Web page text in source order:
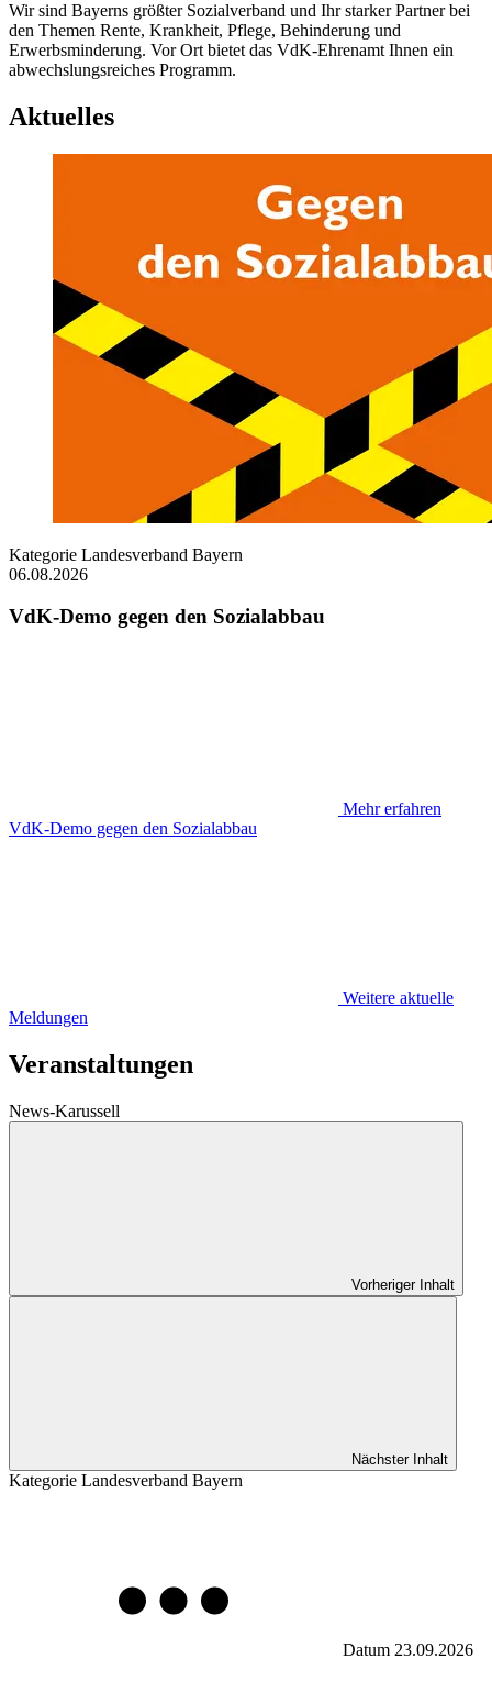
Wir sind Bayerns größter Sozialverband und Ihr starker Partner bei
den Themen Rente, Krankheit, Pflege, Behinderung und
Erwerbsminderung. Vor Ort bietet das VdK-Ehrenamt Ihnen ein
abwechslungsreiches Programm.
Aktuelles
Kategorie Landesverband Bayern
06.08.2026
VdK-Demo gegen den Sozialabbau
Mehr erfahren
VdK-Demo gegen den Sozialabbau
Weitere aktuelle
Meldungen
Veranstaltungen
News-Karussell
Vorheriger Inhalt
Nächster Inhalt
Kategorie Landesverband Bayern
Datum 23.09.2026